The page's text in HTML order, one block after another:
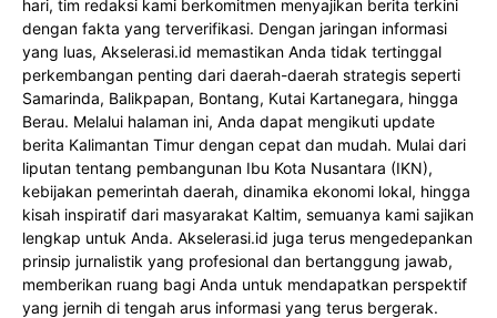
hari, tim redaksi kami berkomitmen menyajikan berita terkini
dengan fakta yang terverifikasi. Dengan jaringan informasi
yang luas, Akselerasi.id memastikan Anda tidak tertinggal
perkembangan penting dari daerah-daerah strategis seperti
Samarinda, Balikpapan, Bontang, Kutai Kartanegara, hingga
Berau. Melalui halaman ini, Anda dapat mengikuti update
berita Kalimantan Timur dengan cepat dan mudah. Mulai dari
liputan tentang pembangunan Ibu Kota Nusantara (IKN),
kebijakan pemerintah daerah, dinamika ekonomi lokal, hingga
kisah inspiratif dari masyarakat Kaltim, semuanya kami sajikan
lengkap untuk Anda. Akselerasi.id juga terus mengedepankan
prinsip jurnalistik yang profesional dan bertanggung jawab,
memberikan ruang bagi Anda untuk mendapatkan perspektif
yang jernih di tengah arus informasi yang terus bergerak.